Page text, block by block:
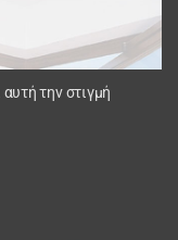
την στιγμή